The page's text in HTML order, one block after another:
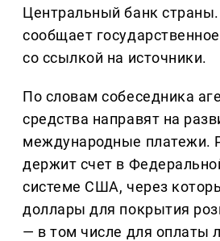
Центральный банк
сообщает
со ссылкой на источники.
По словам собеседника
средства направят на
международные платежи.
держит счет в
системе США, через
доллары для покрытия
— в том числе для оплаты